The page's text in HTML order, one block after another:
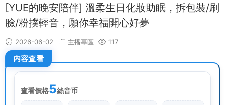
[YUE的晚安陪伴] 溫柔生日化妝助眠，拆包裝/刷
臉/粉撲輕音，願你幸福開心好夢
2026-06-02 主播專區 117
内容查看
查看價格5絲音币